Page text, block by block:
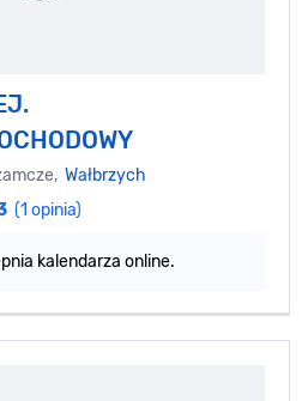
Wałbrzych
(1 opinia)
kalendarza online.